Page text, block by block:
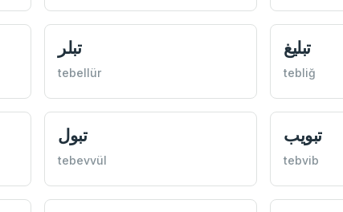
تبلر
tebellür
تبليغ
tebliğ
تبول
tebevvül
تبويب
tebvib